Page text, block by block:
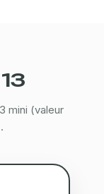
mini (valeur